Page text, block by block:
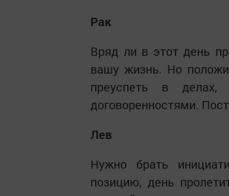
Рак
Вряд ли в этот день
вашу жизнь. Но
преуспеть в
договоренностями.
Лев
Нужно брать
позицию, день